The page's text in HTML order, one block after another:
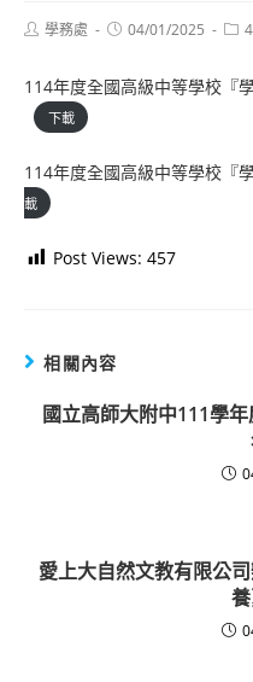
Post學務處
Post04/01/2025
Post
114年度全國高級中等學校『
下載
114年度全國高級中等學校『
載
Post Views: 457
相關內容
國立高師大附中111學
愛上大自然文教有限公